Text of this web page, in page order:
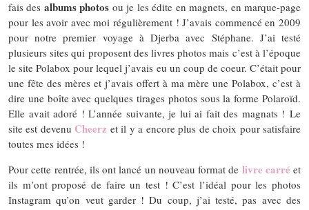
fais des albums photos ou je les édite en magnets, en marque-page
pour les avoir avec moi régulièrement ! J’avais commencé en 2009
pour notre premier voyage à Djerba avec Stéphane. J’ai testé
plusieurs sites qui proposent des livres photos mais c’est à l’époque
le site Polabox pour lequel j’avais eu un coup de coeur. C’était pour
une fête des mères et j’avais offert à ma mère une Polabox, c’est à
dire une boîte avec quelques tirages photos sous la forme Polaroïd.
Elle avait adoré ! L’année suivante, je lui ai fait des magnats ! Le
site est devenu Cheerz et il y a encore plus de choix pour satisfaire
toutes mes idées !
Pour cette rentrée, ils ont lancé un nouveau format de livre carré et
ils m’ont proposé de faire un test ! C’est l’idéal pour les photos
Instagram qu’on veut garder ! Du coup, j’ai testé, pas avec des